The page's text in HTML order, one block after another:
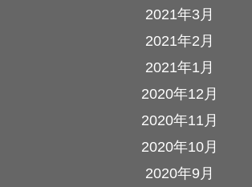
2021年3月
2021年2月
2021年1月
2020年12月
2020年11月
2020年10月
2020年9月